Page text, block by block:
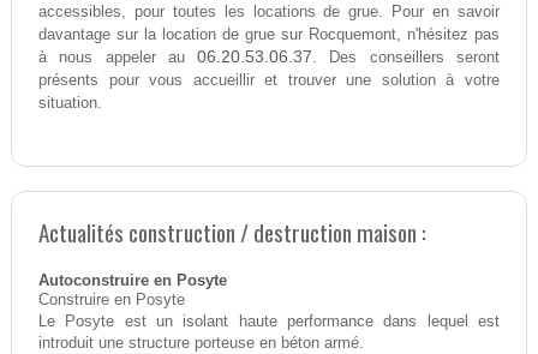
accessibles, pour toutes les locations de grue. Pour en savoir
davantage sur la location de grue sur Rocquemont, n'hésitez pas
à nous appeler au06.20.53.06.37. Des conseillers seront
présents pour vous accueillir et trouver une solution à votre
situation.
Actualités construction / destruction maison :
Autoconstruire en Posyte
Construire en Posyte
Le Posyte est un isolant haute performance dans lequel est
introduit une structure porteuse en béton armé.